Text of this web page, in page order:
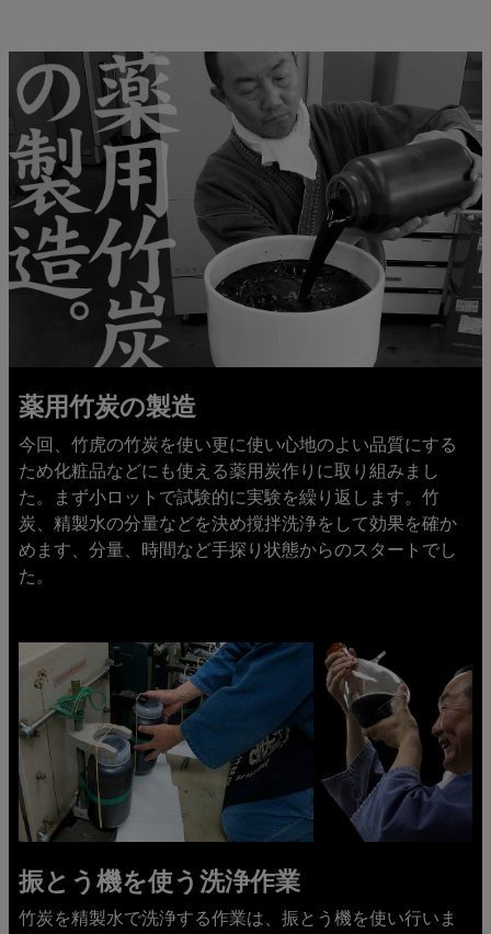
薬用竹炭の製造
今回、竹虎の竹炭を使い更に使い心地のよい品質にする
ため化粧品などにも使える薬用炭作りに取り組みまし
た。まず小ロットで試験的に実験を繰り返します。竹
炭、精製水の分量などを決め撹拌洗浄をして効果を確か
めます、分量、時間など手探り状態からのスタートでし
た。
振とう機を使う洗浄作業
竹炭を精製水で洗浄する作業は、振とう機を使い行いま